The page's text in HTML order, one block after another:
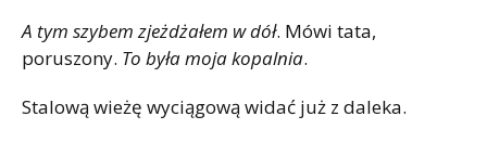
A tym szybem zjeżdżałem w dół. Mówi tata,
poruszony. To była moja kopalnia.
Stalową wieżę wyciągową widać już z daleka.